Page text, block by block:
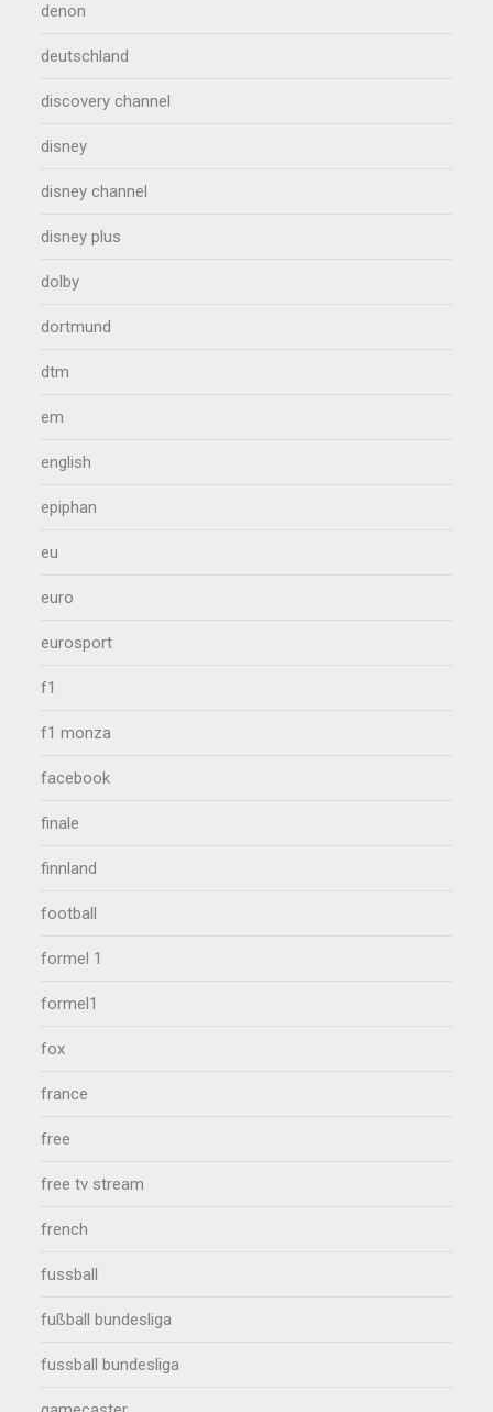
denon
deutschland
discovery channel
disney
disney channel
disney plus
dolby
dortmund
dtm
em
english
epiphan
eu
euro
eurosport
f1
f1 monza
facebook
finale
finnland
football
formel 1
formel1
fox
france
free
free tv stream
french
fussball
fußball bundesliga
fussball bundesliga